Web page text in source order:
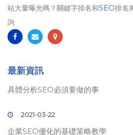
站大量曝光嗎？關鍵字排名和SEO排名
詢
最新資訊
具體分析SEO必須要做的事
2021-03-22
企業SEO優化的基礎策略教學